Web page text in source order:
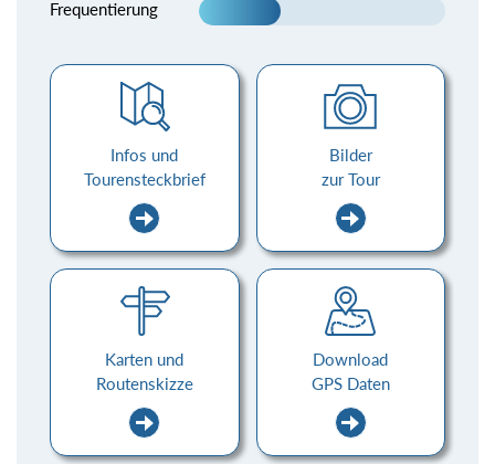
Frequentierung
Infos und
Tourensteckbrief
Bilder
zur Tour
Karten und
Routenskizze
Download
GPS Daten